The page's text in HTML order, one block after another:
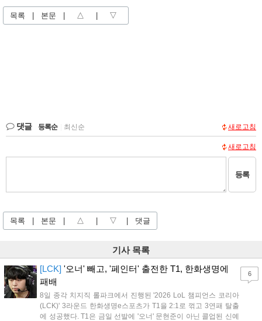
목록 본문 △ ▽
댓글 등록순 최신순 새로고침
새로고침
등록
목록 본문 △ ▽ 댓글
기사 목록
[LCK] '오너' 빼고, '페인터' 출전한 T1, 한화생명에
패배
8일 종각 치지직 롤파크에서 진행된 '2026 LoL 챔피언스 코리아
(LCK)' 3라운드 한화생명e스포츠가 T1을 2:1로 꺾고 3연패 탈출
에 성공했다. T1은 금일 선발에 '오너' 문현준이 아닌 콜업된 신예
6